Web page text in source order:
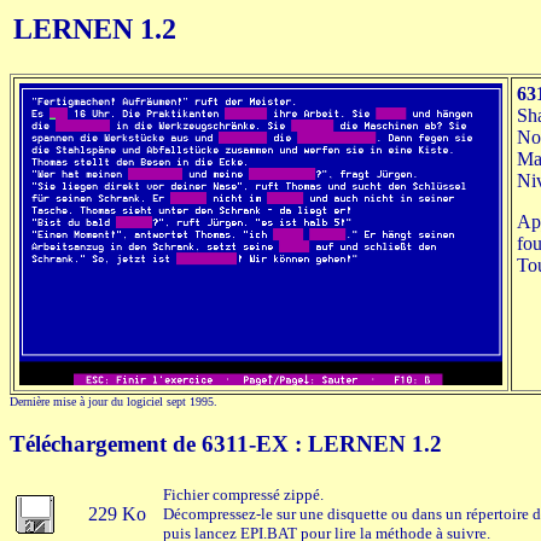
LERNEN 1.2
Dernière mise à jour du logiciel sept 1995.
Téléchargement de 6311-EX : LERNEN 1.2
229 Ko
Fichier compressé zippé.
Décompressez-le sur une disquette ou dans un répertoire
puis lancez EPI.BAT pour lire la méthode à suivre.